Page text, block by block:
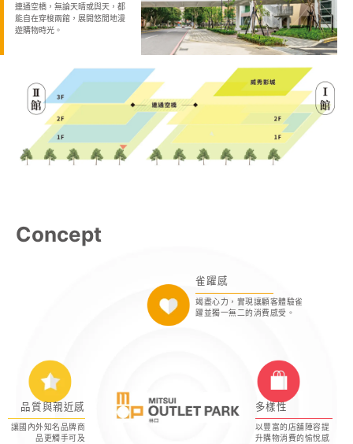
連通空橋，無論天晴或與天，都
能自在穿梭兩館，展開悠閒地漫
遊購物時光。
Concept
雀躍感
竭盡心力，實現讓顧客體驗雀
躍並獨一無二的消費感受。
品質與親近感
讓國內外知名品牌商
品更觸手可及
多樣性
以豐富的店舖陣容提
升購物消費的愉悅感